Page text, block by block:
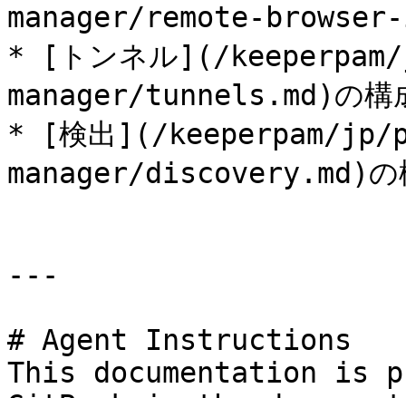
manager/remote-
* [トンネル](/
manager/tunnels.md)の構
* [検出](/keeperpam/
manager/discovery.md)の
---
# Agent Instructions
This documentation is